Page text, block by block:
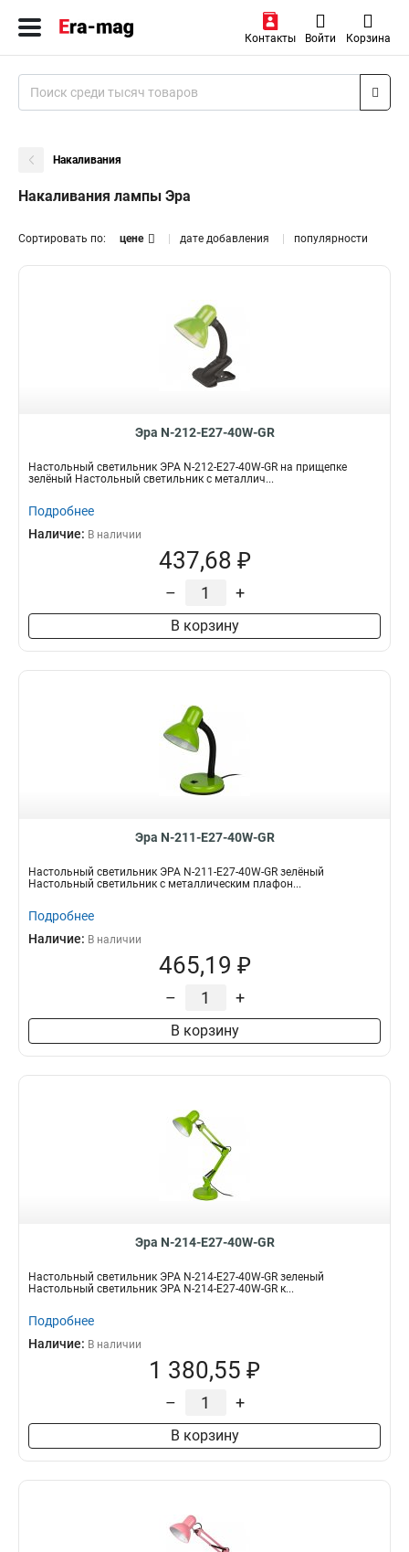
Контакты Войти Корзина
Накаливания
Накаливания лампы Эра
Сортировать по: цене дате добавления популярности
Эра N-212-Е27-40W-GR
Настольный светильник ЭРА N-212-Е27-40W-GR на прищепке
зелёный Настольный светильник с металлич...
Подробнее
Наличие: В наличии
437,68 ₽
– +
В корзину
Эра N-211-Е27-40W-GR
Настольный светильник ЭРА N-211-Е27-40W-GR зелёный
Настольный светильник с металлическим плафон...
Подробнее
Наличие: В наличии
465,19 ₽
– +
В корзину
Эра N-214-E27-40W-GR
Настольный светильник ЭРА N-214-E27-40W-GR зеленый
Настольный светильник ЭРА N-214-E27-40W-GR к...
Подробнее
Наличие: В наличии
1 380,55 ₽
– +
В корзину